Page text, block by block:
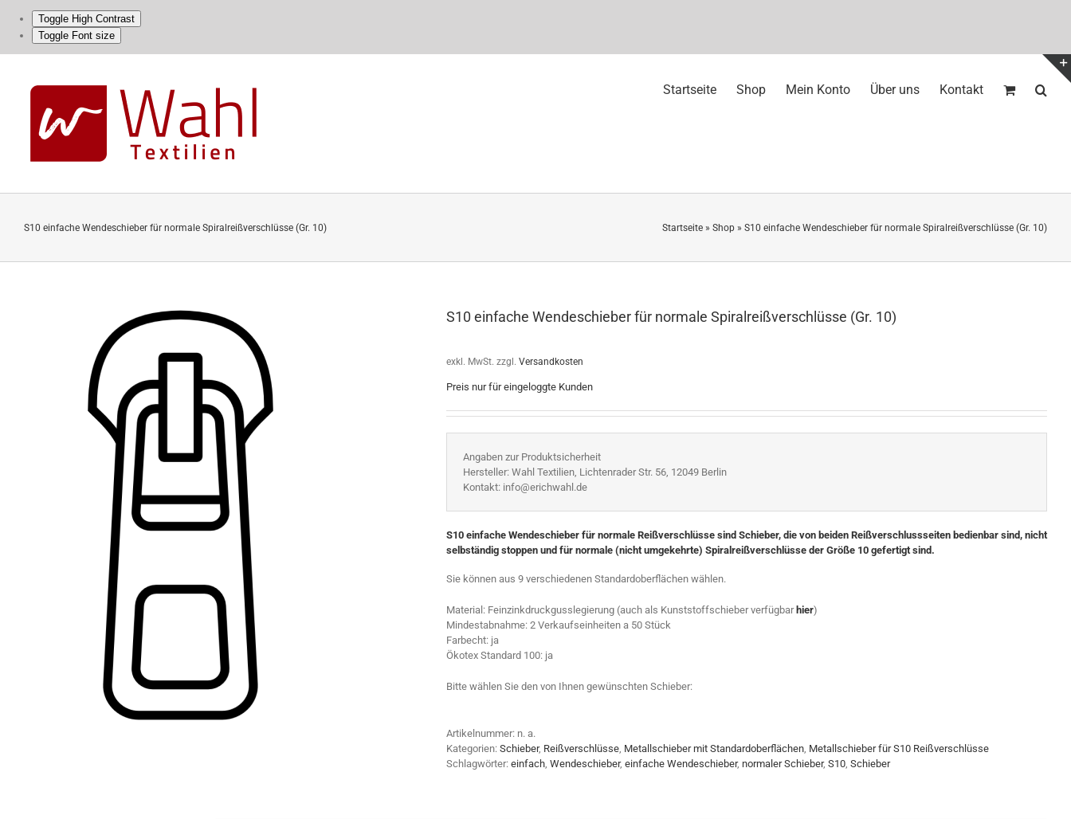
Toggle High Contrast
Toggle Font size
content
Startseite Shop Mein Konto Über uns Kontakt
S10 einfache Wendeschieber für normale Spiralreißverschlüsse (Gr. 10) Startseite » Shop » S10 einfache Wendeschieber für normale Spiralreißverschlüsse (Gr. 10)
S10 einfache Wendeschieber für normale Spiralreißverschlüsse (Gr. 10)
exkl. MwSt. zzgl. Versandkosten
Preis nur für eingeloggte Kunden
Angaben zur Produktsicherheit
Hersteller: Wahl Textilien, Lichtenrader Str. 56, 12049 Berlin
Kontakt: info@erichwahl.de
S10 einfache Wendeschieber für normale Reißverschlüsse sind Schieber, die von beiden Reißverschlussseiten bedienbar sind, nicht
selbständig stoppen und für normale (nicht umgekehrte) Spiralreißverschlüsse der Größe 10 gefertigt sind.
Sie können aus 9 verschiedenen Standardoberflächen wählen.
Material: Feinzinkdruckgusslegierung (auch als Kunststoffschieber verfügbar hier)
Mindestabnahme: 2 Verkaufseinheiten a 50 Stück
Farbecht: ja
Ökotex Standard 100: ja
Bitte wählen Sie den von Ihnen gewünschten Schieber:
Artikelnummer: n. a.
Kategorien: Schieber, Reißverschlüsse Metallschieber mit Standardoberflächen Metallschieber für S10 Reißverschlüsse
Schlagwörter: einfach Wendeschieber, einfache Wendeschieber, normaler Schieber, S10 Schieber